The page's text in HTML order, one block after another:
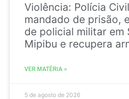
Violência: Polícia
mandado de prisão,
de policial militar em
Mipibu e recupera
VER MATÉRIA »
5 de agosto de 2026